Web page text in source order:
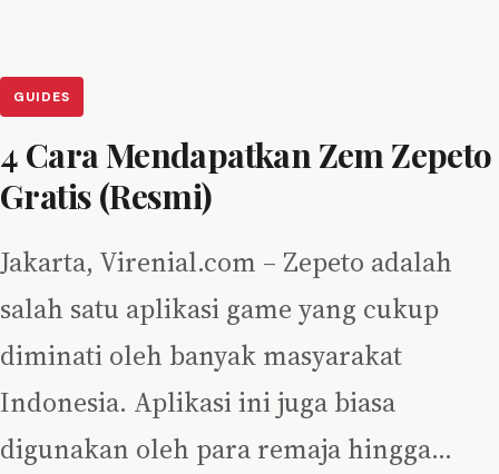
GUIDES
4 Cara Mendapatkan Zem Zepeto
Gratis (Resmi)
Jakarta, Virenial.com – Zepeto adalah
salah satu aplikasi game yang cukup
diminati oleh banyak masyarakat
Indonesia. Aplikasi ini juga biasa
digunakan oleh para remaja hingga…